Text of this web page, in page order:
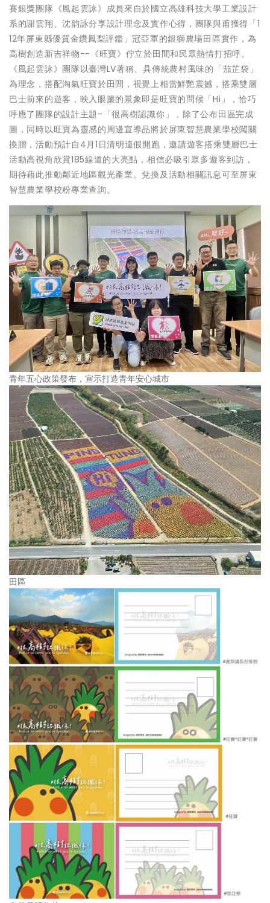
賽銀獎團隊《風起雲詠》成員來自於國立高雄科技大學工業設計
系的謝雲翔、沈韵詠分享設計理念及實作心得，團隊與甫獲得「1
12年屏東縣優質金鑽鳳梨評鑑」冠亞軍的銀獅農場田區實作，為
高樹創造新吉祥物--《旺寶》佇立於田間和民眾熱情打招呼。
《風起雲詠》團隊以臺灣LV著稱、具傳統農村風味的「茄芷袋」
為理念，搭配淘氣旺寶於田間，視覺上相當鮮艷震撼，搭乘雙層
巴士前來的遊客，映入眼簾的景象即是旺寶的問候「Hi」，恰巧
呼應了團隊的設計主題-「很高樹認識你」，除了公布田區完成
圖，同時以旺寶為靈感的周邊宣導品將於屏東智慧農業學校闖關
換贈，活動預計自4月1日清明連假開跑，邀請遊客搭乘雙層巴士
活動高視角欣賞185線道的大亮點，相信必吸引眾多遊客到訪，
期待藉此推動鄰近地區觀光產業。兌換及活動相關訊息可至屏東
智慧農業學校粉專業查詢。
青年五心政策發布，宣示打造青年安心城市
田區